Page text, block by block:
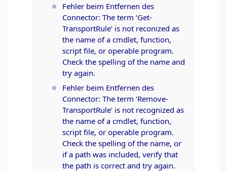
Fehler beim Entfernen des
Connector: The term ‘Get-
TransportRule’ is not reconized as
the name of a cmdlet, function,
script file, or operable program.
Check the spelling of the name and
try again.
Fehler beim Entfernen des
Connector: The term ‘Remove-
TransportRule’ is not recognized as
the name of a cmdlet, function,
script file, or operable program.
Check the spelling of the name, or
if a path was included, verify that
the path is correct and try again.